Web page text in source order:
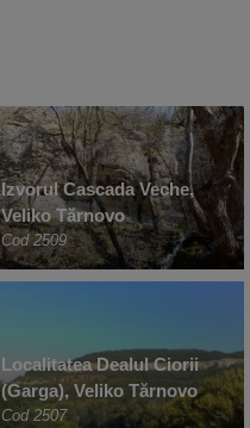
Izvorul Cascada Veche,
Veliko Tărnovo
Cod 2509
Localitatea Dealul Ciorii
(Garga), Veliko Tărnovo
Cod 2507